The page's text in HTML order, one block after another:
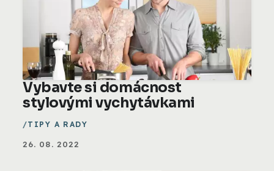
Vybavte si domácnost
stylovými vychytávkami
TIPY A RADY
26. 08. 2022